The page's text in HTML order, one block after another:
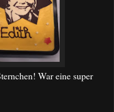
War eine super